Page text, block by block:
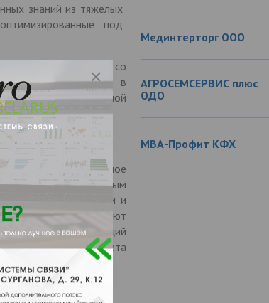
знаний из тяжелых
под
со
ARM Cortex-M85 в
базе программируемой
Free
делает регулярное
В 2026 году ключевым
энергопотреблением и
Датчики улавливают
генераторы), вибраций
падающего света
:
Мединтерторг ООО
АГРОСЕМСЕРВИС плюс
ОДО
МВА-Профит КФХ